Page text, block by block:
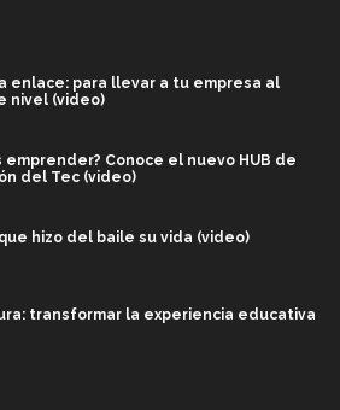
enlace: para llevar a tu empresa al
nivel (video)
emprender? Conoce el nuevo HUB de
del Tec (video)
hizo del baile su vida (video)
transformar la experiencia educativa